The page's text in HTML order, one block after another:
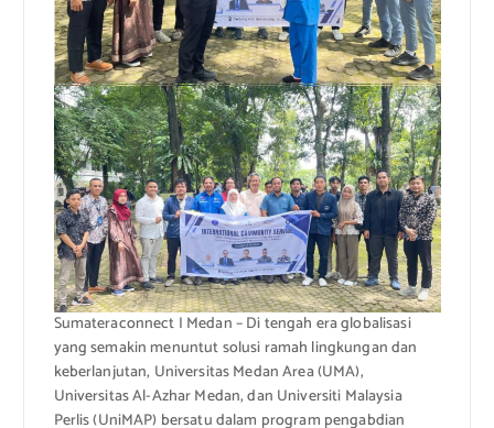
Sumateraconnect I Medan – Di tengah era globalisasi
yang semakin menuntut solusi ramah lingkungan dan
keberlanjutan, Universitas Medan Area (UMA),
Universitas Al-Azhar Medan, dan Universiti Malaysia
Perlis (UniMAP) bersatu dalam program pengabdian